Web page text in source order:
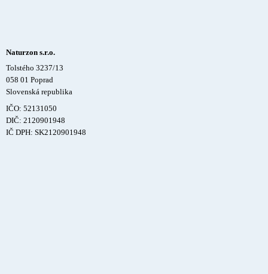
Naturzon s.r.o.
Tolstého 3237/13
058 01 Poprad
Slovenská republika
IČO: 52131050
DIČ: 2120901948
IČ DPH: SK2120901948